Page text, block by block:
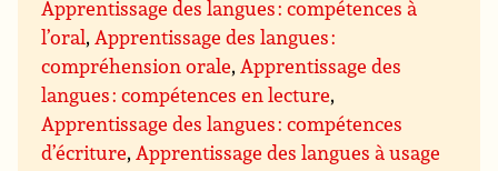
Apprentissage des langues : compétences à
l’oral,Apprentissage des langues :
compréhension orale,Apprentissage des
langues : compétences en lecture,
Apprentissage des langues : compétences
d’écriture,Apprentissage des langues à usage